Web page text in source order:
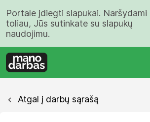
Portale įdiegti slapukai. Naršydami
toliau, Jūs sutinkate su slapukų
naudojimu.
Atgal į darbų sąrašą